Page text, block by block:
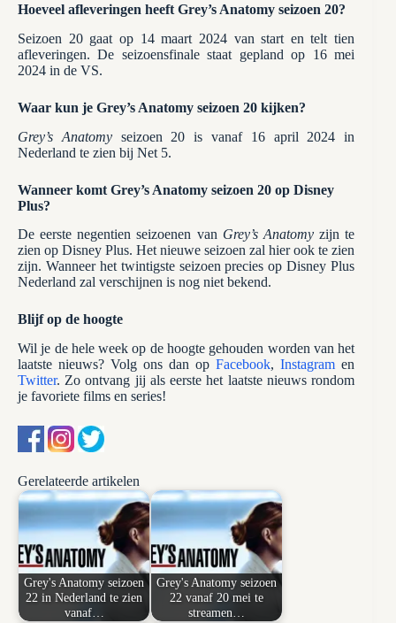
Hoeveel afleveringen heeft Grey’s Anatomy seizoen 20?
Seizoen 20 gaat op 14 maart 2024 van start en telt tien
afleveringen. De seizoensfinale staat gepland op 16 mei
2024 in de VS.
Waar kun je Grey’s Anatomy seizoen 20 kijken?
Grey’s Anatomyseizoen 20 is vanaf 16 april 2024 in
Nederland te zien bij Net 5.
Wanneer komt Grey’s Anatomy seizoen 20 op Disney
Plus?
De eerste negentien seizoenen van Grey’s Anatomyzijn te
zien op Disney Plus. Het nieuwe seizoen zal hier ook te zien
zijn. Wanneer het twintigste seizoen precies op Disney Plus
Nederland zal verschijnen is nog niet bekend.
Blijf op de hoogte
Wil je de hele week op de hoogte gehouden worden van het
laatste nieuws? Volg ons dan opFacebook,Instagramen
Twitter. Zo ontvang jij als eerste het laatste nieuws rondom
je favoriete films en series!
Gerelateerde artikelen
Grey's Anatomy seizoen
22 in Nederland te zien
vanaf…
Grey's Anatomy seizoen
22 vanaf 20 mei te
streamen…